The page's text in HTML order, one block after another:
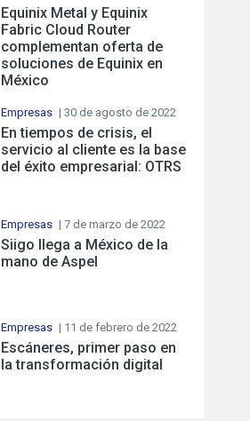
Equinix Metal y Equinix
Fabric Cloud Router
complementan oferta de
soluciones de Equinix en
México
Empresas | 30 de agosto de 2022
En tiempos de crisis, el
servicio al cliente es la base
del éxito empresarial: OTRS
Empresas | 7 de marzo de 2022
Siigo llega a México de la
mano de Aspel
Empresas | 11 de febrero de 2022
Escáneres, primer paso en
la transformación digital